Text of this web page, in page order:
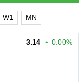
W1 MN
3.14 0.00%